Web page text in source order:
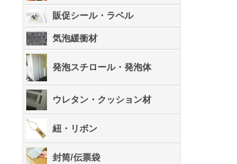
販促シール・ラベル
気泡緩衝材
発泡スチロール・発泡体
ウレタン・クッション材
紐・リボン
封筒/伝票袋